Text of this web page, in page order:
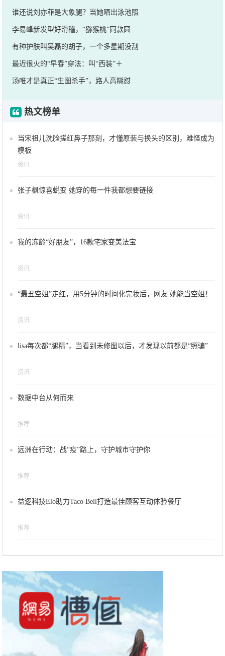
谁还说刘亦菲是大象腿？当她晒出泳池照
李易峰新发型好滑稽，“猕猴桃”同款圆
有种护肤叫吴磊的胡子，一个多星期没刮
最近很火的“早春”穿法：叫“西装”＋
汤唯才是真正“生图杀手”，路人高糊怼
热文榜单
当宋祖儿洗脸搓红鼻子那刻，才懂原装与换头的区别，难怪成为
模板
资讯
张子枫惊喜蜕变 她穿的每一件我都想要链接
资讯
我的冻龄“好朋友”，16款宅家变美法宝
资讯
“最丑空姐”走红，用5分钟的时间化完妆后，网友:她能当空姐！
资讯
lisa每次都“腿精”，当看到未修图以后，才发现以前都是“照骗”
资讯
数据中台从何而来
推荐
远洲在行动：战“疫”路上，守护城市守护你
推荐
益逻科技Elo助力Taco Bell打造最佳顾客互动体验餐厅
推荐